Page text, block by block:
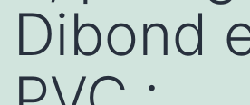
Dibond